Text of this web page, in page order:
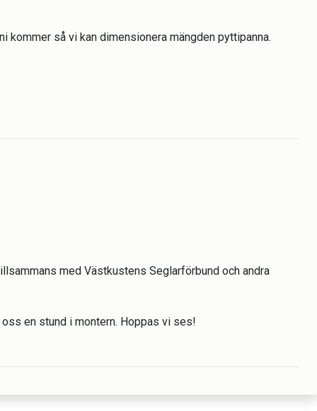
kommer så vi kan dimensionera mängden pyttipanna.
med Västkustens Seglarförbund och andra
en stund i montern. Hoppas vi ses!